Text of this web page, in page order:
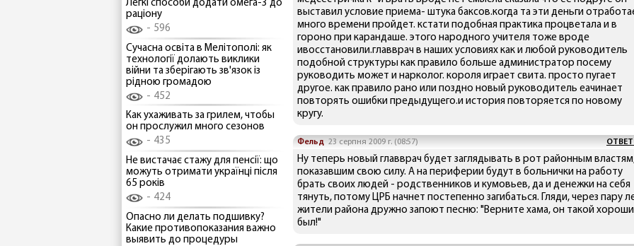
Легкі способи додати омега-3 до
раціону
596
Сучасна освіта в Мелітополі: як
технології долають виклики
війни та зберігають зв'язок із
рідною громадою
452
Как ухаживать за грилем, чтобы
он прослужил много сезонов
435
Не вистачає стажу для пенсії: що
можуть отримати українці після
65 років
424
Опасно ли делать подшивку?
Какие противопоказания важно
выявить до процедуры
выставил условие приема- штука баксов.когда та эти деньги
много времени пройдет. кстати подобная практика процветала и в
гороно при карандаше. этого народного учителя тоже вроде
ивосстановили.главврач в наших условиях как и любой руководитель
подобной структуры как правило больше администратор посему
руководить может и нарколог. короля играет свита. просто пугает
другое. как правило рано или поздно новый руководитель еачинает
повторять ошибки предыдущего.и история повторяется по новому
кругу.
Фельд 23 серпня 2009 г. (08:57)
Ну теперь новый главврач будет заглядывать в рот районным
показавшим свою силу. А на периферии будут в больнички на работу
брать своих людей - родственников и кумовьев, да и денежки на себя
тянуть, потому ЦРБ начнет постепенно загибаться. Гляди, через пару
жители района дружно запоют песню: "Верните хама, он такой
был!"